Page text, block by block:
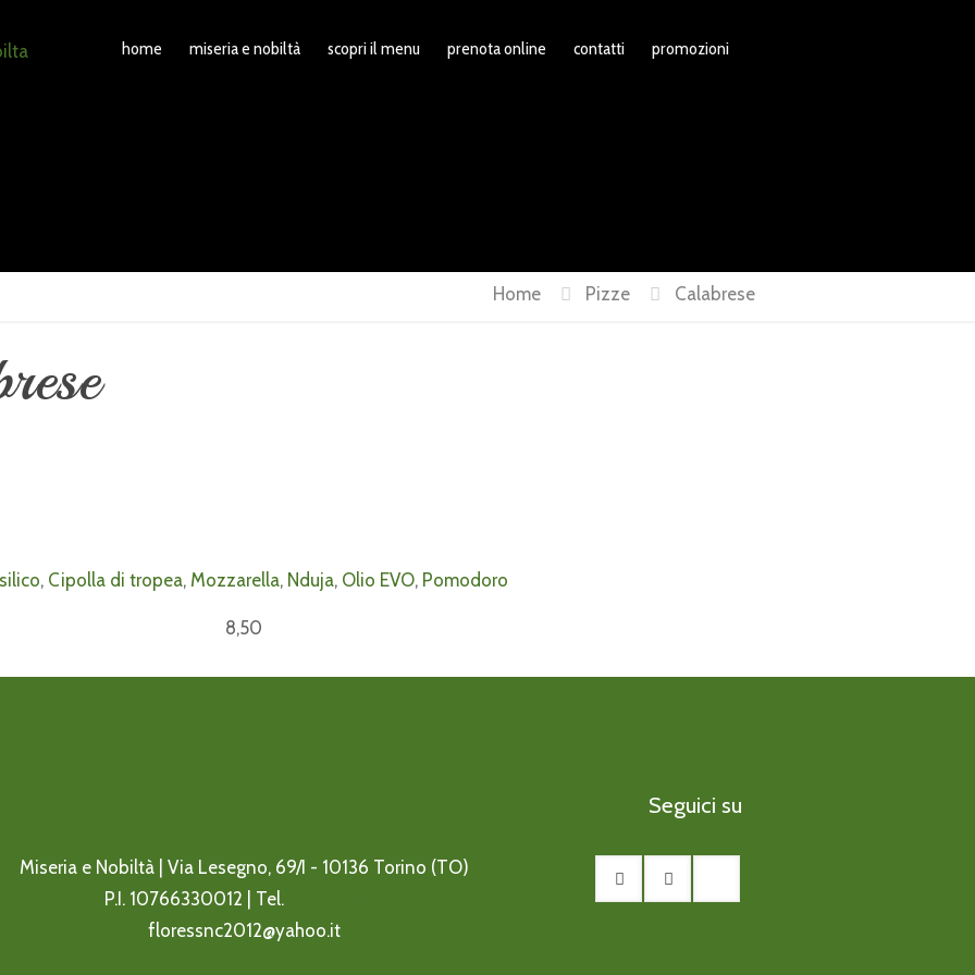
home miseria e nobiltà scopri il menu prenota online contatti promozioni
Home Pizze Calabrese
, Cipolla di tropea,Mozzarella, Nduja, Olio EVO, Pomodoro
8,50
Miseria e Nobiltà | Via Lesegno, 69/I - 10136 Torino (TO)
P.I. 10766330012 | Tel.
floressnc2012@yahoo.it
Seguici su